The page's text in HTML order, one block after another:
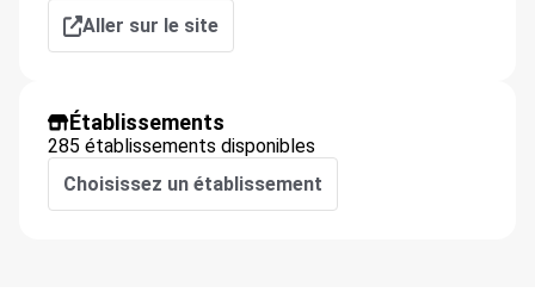
Aller sur le site
Établissements
285 établissements disponibles
Choisissez un établissement